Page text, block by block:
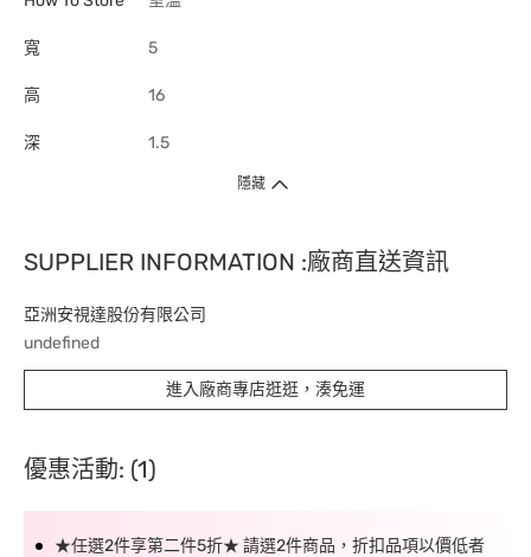
寬 5
高 16
深 1.5
隱藏
SUPPLIER INFORMATION :廠商直送資訊
亞洲安視達股份有限公司
undefined
進入廠商專店逛逛，湊免運
優惠活動: (1)
★任選2件享第二件5折★ 請選2件商品，折扣品項以價低者